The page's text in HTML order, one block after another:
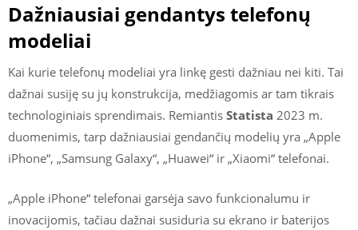
Dažniausiai gendantys telefonų
modeliai
Kai kurie telefonų modeliai yra linkę gesti dažniau nei kiti. Tai
dažnai susiję su jų konstrukcija, medžiagomis ar tam tikrais
technologiniais sprendimais. Remiantis Statista 2023 m.
duomenimis, tarp dažniausiai gendančių modelių yra „Apple
iPhone“, „Samsung Galaxy“, „Huawei“ ir „Xiaomi“ telefonai.
„Apple iPhone“ telefonai garsėja savo funkcionalumu ir
inovacijomis, tačiau dažnai susiduria su ekrano ir baterijos